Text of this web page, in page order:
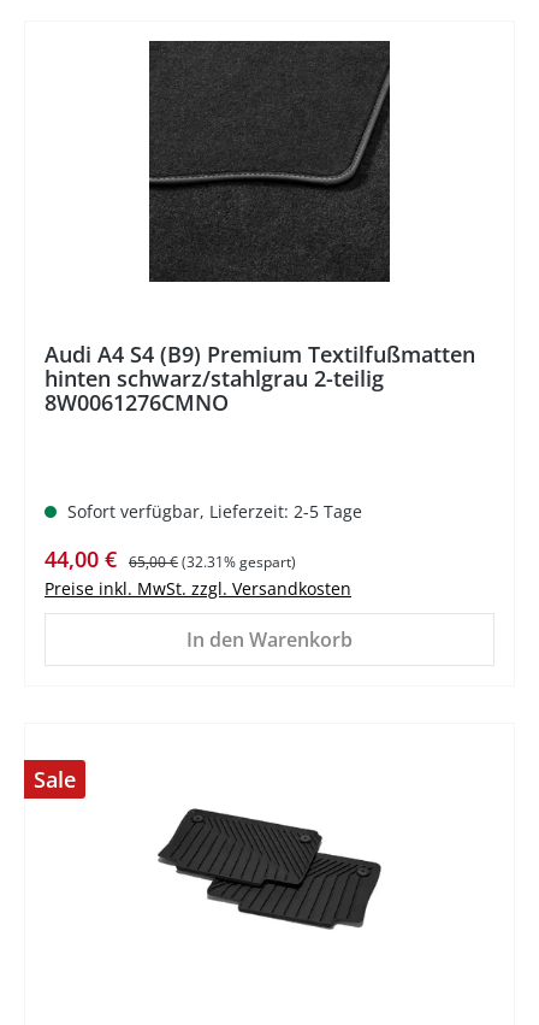
Audi A4 S4 (B9) Premium Textilfußmatten
hinten schwarz/stahlgrau 2-teilig
8W0061276CMNO
Sofort verfügbar, Lieferzeit: 2-5 Tage
Verkaufspreis:
44,00 € Regulärer Preis:
65,00 €(32.31% gespart)
Preise inkl. MwSt. zzgl. Versandkosten
In den Warenkorb
Sale